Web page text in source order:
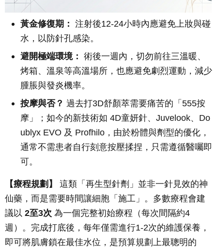
黃金修復期： 注射後12-24小時內應避免上妝與碰
水，以防針孔感染。
避開極端環境： 術後一週內，切勿前往三溫暖、
烤箱、溫泉等高溫場所，也應避免劇烈運動，減少
腫脹與發炎機率。
按摩與否？ 過去打3D舒顏萃需要痛苦的「555按
摩」；如今的新技術如 4D童妍針、Juvelook、Do
ublyx EVO 及 Profhilo，由於粉體與劑型的優化，
通常不需患者自行刻意按壓揉捏，只需遵循醫囑即
可。
【療程規劃】
這類「再生型針劑」並非一針見效的神
仙藥，而是需要時間讓細胞「施工」。多數療程會建
議以 2至3次 為一個完整初始療程（每次間隔約4
週）。完成打底後，每年僅需進行1-2次的維護保養，
即可將肌膚鎖在最佳水位，是預算規劃上最聰明的